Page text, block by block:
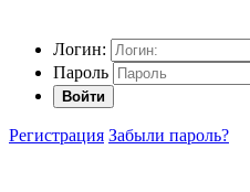
Логин:
Пароль
Войти
Регистрация Забыли пароль?